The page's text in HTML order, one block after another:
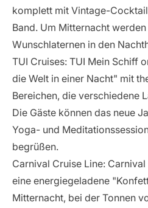
komplett mit Vintage-
Band. Um Mitternacht
Wunschlaternen in den
TUI Cruises: TUI Mein Schiff
die Welt in einer Nacht" mit
Bereichen, die verschiedene
Die Gäste können das neue
Yoga- und
begrüßen.
Carnival Cruise Line:
eine energiegeladene
Mitternacht, bei der Tonnen